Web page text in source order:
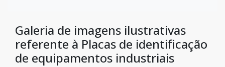
Galeria de imagens ilustrativas
referente à Placas de identificação
de equipamentos industriais